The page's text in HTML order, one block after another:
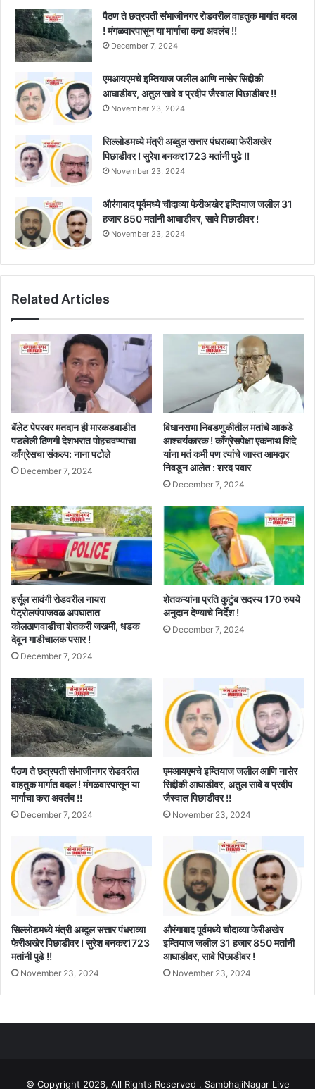
पैठण ते छत्रपती संभाजीनगर रोडवरील वाहतुक मार्गात बदल
! मंगळवारपासून या मार्गाचा करा अवलंब !!
December 7, 2024
एमआयएमचे इम्तियाज जलील आणि नासेर सिद्दीकी
आघाडीवर, अतुल सावे व प्रदीप जैस्वाल पिछाडीवर !!
November 23, 2024
सिल्लोडमध्ये मंत्री अब्दुल सत्तार पंधराव्या फेरीअखेर
पिछाडीवर ! सुरेश बनकर1723 मतांनी पुढे !!
November 23, 2024
औरंगाबाद पूर्वमध्ये चौदाव्या फेरीअखेर इम्तियाज जलील 31
हजार 850 मतांनी आघाडीवर, सावे पिछाडीवर !
November 23, 2024
Related Articles
बॅलेट पेपरवर मतदान ही मारकडवाडीत
पडलेली ठिणगी देशभरात पोहचवण्याचा
काँग्रेसचा संकल्प: नाना पटोले
December 7, 2024
विधानसभा निवडणुकीतील मतांचे आकडे
आश्चर्यकारक ! काँग्रेसपेक्षा एकनाथ शिंदे
यांना मतं कमी पण त्यांचे जास्त आमदार
निवडून आलेत : शरद पवार
December 7, 2024
हर्सूल सावंगी रोडवरील नायरा
पेट्रोलपंपाजवळ अपघातात
कोलठाणवाडीचा शेतकरी जखमी, धडक
देवून गाडीचालक पसार !
December 7, 2024
शेतकऱ्यांना प्रति कुटुंब सदस्य 170 रुपये
अनुदान देण्याचे निर्देश !
December 7, 2024
पैठण ते छत्रपती संभाजीनगर रोडवरील
वाहतुक मार्गात बदल ! मंगळवारपासून या
मार्गाचा करा अवलंब !!
December 7, 2024
एमआयएमचे इम्तियाज जलील आणि नासेर
सिद्दीकी आघाडीवर, अतुल सावे व प्रदीप
जैस्वाल पिछाडीवर !!
November 23, 2024
सिल्लोडमध्ये मंत्री अब्दुल सत्तार पंधराव्या
फेरीअखेर पिछाडीवर ! सुरेश बनकर1723
मतांनी पुढे !!
November 23, 2024
औरंगाबाद पूर्वमध्ये चौदाव्या फेरीअखेर
इम्तियाज जलील 31 हजार 850 मतांनी
आघाडीवर, सावे पिछाडीवर !
November 23, 2024
© Copyright 2026, All Rights Reserved . SambhajiNagar Live